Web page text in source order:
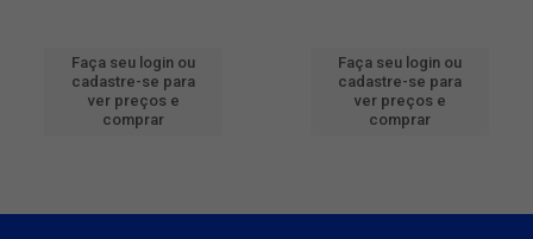
Faça seu login ou
cadastre-se para
ver preços e
comprar
Faça seu login ou
cadastre-se para
ver preços e
comprar